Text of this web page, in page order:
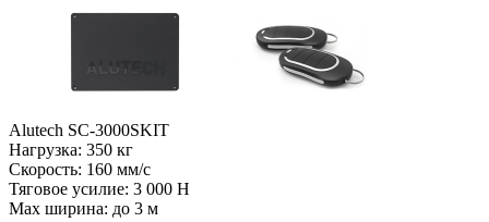
Alutech SC-3000SKIT
Нагрузка: 350 кг
Скорость: 160 мм/с
Тяговое усилие: 3 000 Н
Max ширина: до 3 м